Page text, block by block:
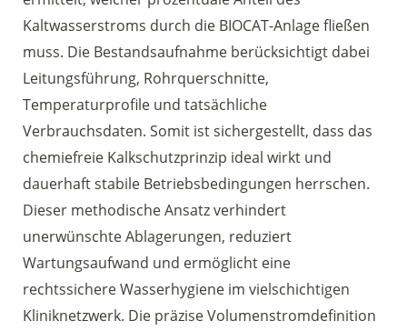
Kaltwasserstroms durch die BIOCAT-Anlage fließen
muss. Die Bestandsaufnahme berücksichtigt dabei
Leitungsführung, Rohrquerschnitte,
Temperaturprofile und tatsächliche
Verbrauchsdaten. Somit ist sichergestellt, dass das
chemiefreie Kalkschutzprinzip ideal wirkt und
dauerhaft stabile Betriebsbedingungen herrschen.
Dieser methodische Ansatz verhindert
unerwünschte Ablagerungen, reduziert
Wartungsaufwand und ermöglicht eine
rechtssichere Wasserhygiene im vielschichtigen
Kliniknetzwerk. Die präzise Volumenstromdefinition